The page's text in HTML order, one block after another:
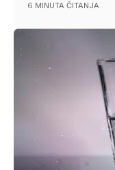
6 MINUTA ČITANJA